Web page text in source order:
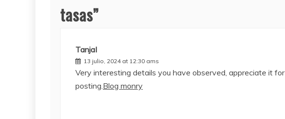
tasas”
TanjaI
13 julio, 2024 at 12:30 ams
Very interesting details you have observed, appreciate it for
posting. Blog monry